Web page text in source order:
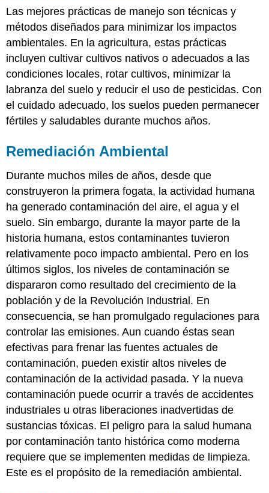
Las mejores prácticas de manejo son técnicas y
métodos diseñados para minimizar los impactos
ambientales. En la agricultura, estas prácticas
incluyen cultivar cultivos nativos o adecuados a las
condiciones locales, rotar cultivos, minimizar la
labranza del suelo y reducir el uso de pesticidas. Con
el cuidado adecuado, los suelos pueden permanecer
fértiles y saludables durante muchos años.
Remediación Ambiental
Durante muchos miles de años, desde que
construyeron la primera fogata, la actividad humana
ha generado contaminación del aire, el agua y el
suelo. Sin embargo, durante la mayor parte de la
historia humana, estos contaminantes tuvieron
relativamente poco impacto ambiental. Pero en los
últimos siglos, los niveles de contaminación se
dispararon como resultado del crecimiento de la
población y de la Revolución Industrial. En
consecuencia, se han promulgado regulaciones para
controlar las emisiones. Aun cuando éstas sean
efectivas para frenar las fuentes actuales de
contaminación, pueden existir altos niveles de
contaminación de la actividad pasada. Y la nueva
contaminación puede ocurrir a través de accidentes
industriales u otras liberaciones inadvertidas de
sustancias tóxicas. El peligro para la salud humana
por contaminación tanto histórica como moderna
requiere que se implementen medidas de limpieza.
Este es el propósito de la remediación ambiental.